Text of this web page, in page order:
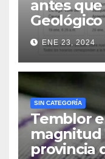
antes que
ENE 23, 2024
SIN CATEGORÍA
Temblor
magnitud
provincia